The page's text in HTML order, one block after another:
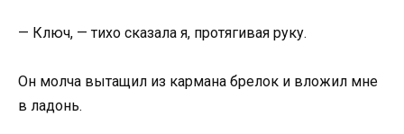
— Ключ, — тихо сказала я, протягивая руку.
Он молча вытащил из кармана брелок и вложил мне
в ладонь.